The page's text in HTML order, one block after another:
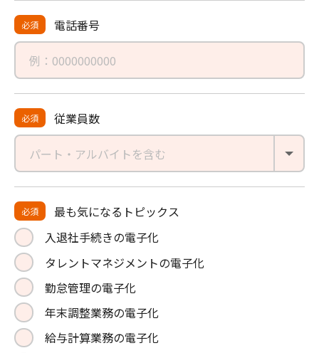
必須 電話番号
必須 従業員数
パート・アルバイトを含む
必須 最も気になる トピックス
入退社手続きの電子化
タレントマネジメントの電子化
勤怠管理の電子化
年末調整業務の電子化
給与計算業務の電子化